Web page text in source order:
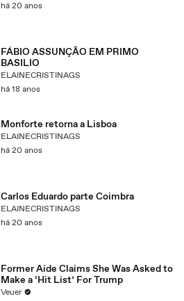
há 20 anos
FÁBIO ASSUNÇÃO EM PRIMO
BASILIO
ELAINECRISTINAGS
há 18 anos
Monforte retorna a Lisboa
ELAINECRISTINAGS
há 20 anos
Carlos Eduardo parte Coimbra
ELAINECRISTINAGS
há 20 anos
Former Aide Claims She Was Asked to
Make a ‘Hit List’ For Trump
Veuer